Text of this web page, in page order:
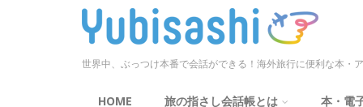
世界中、ぶっつけ本番で会話ができる！海外旅行に便利な本・
HOME 旅の指さし会話帳とは 本・電